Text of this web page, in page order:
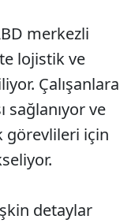
merkezli
lojistik ve
Çalışanlara
sağlanıyor ve
görevlileri için
detaylar